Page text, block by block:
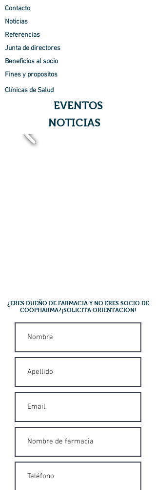
Contacto
Noticias
Referencias
Junta de directores
Beneficios al socio
Fines y propositos
Clínicas de Salud
EVENTOS
NOTICIAS
¿ERES DUEÑO DE FARMACIA Y NO ERES SOCIO DE
COOPHARMA?¡SOLICITA ORIENTACIÓN!